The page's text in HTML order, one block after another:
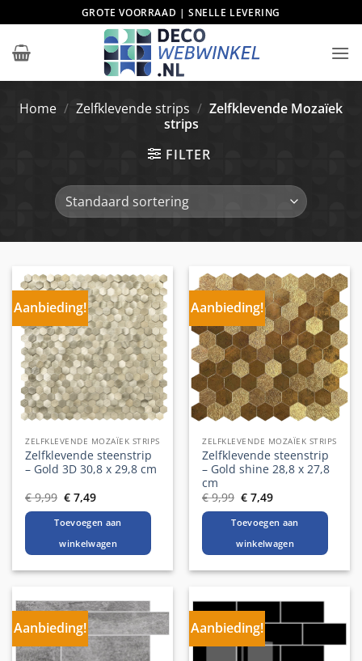
naar
inhoud
GROTE VOORRAAD | SNELLE LEVERING
Home / Zelfklevende strips / Zelfklevende Mozaïek
strips
FILTER
Aanbieding!
ZELFKLEVENDE MOZAÏEK STRIPS
Zelfklevende steenstrip
– Gold 3D 30,8 x 29,8 cm
€9,99 Oorspronkelijke
prijs
was:
€ 9,99.
€ 7,49Huidige
is:
€ 7,49.
Toevoegen aan
winkelwagen
Aanbieding!
ZELFKLEVENDE MOZAÏEK STRIPS
Zelfklevende steenstrip
– Gold shine 28,8 x 27,8
cm
€9,99 Oorspronkelijke
prijs
was:
€ 9,99.
€ 7,49Huidige
is:
€ 7,49.
Toevoegen aan
winkelwagen
Aanbieding! Aanbieding!